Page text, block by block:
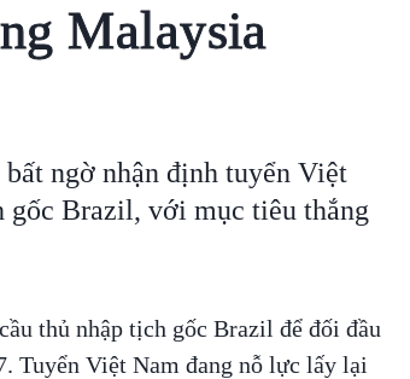
Malaysia
ngờ nhận định tuyển Việt
gốc Brazil, với mục tiêu thắng
thủ nhập tịch gốc Brazil để đối đầu
Tuyển Việt Nam đang nỗ lực lấy lại